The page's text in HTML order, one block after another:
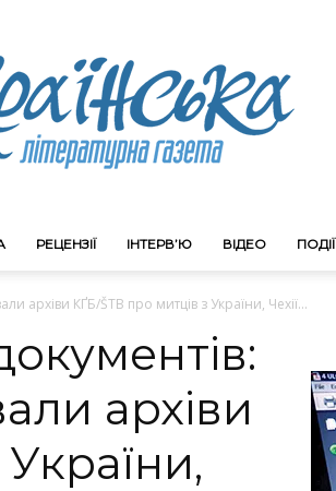
РЕЦЕНЗІЇ ІНТЕРВ’Ю ВІДЕО ПОДІЇ
архіви КҐБ/ŠTB про митців з України, Чехії...
архіви